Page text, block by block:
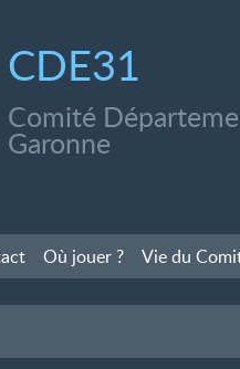
CDE31
Comité
Garonne
Où jouer ? Vie du